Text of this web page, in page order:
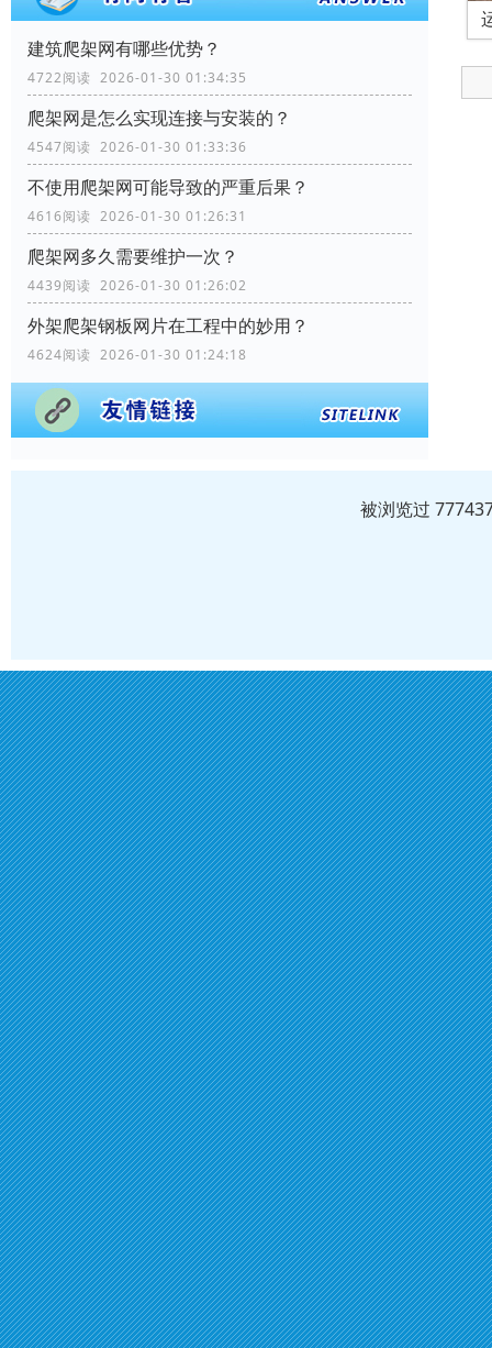
建筑爬架网有哪些优势？
4722阅读 2026-01-30 01:34:35
爬架网是怎么实现连接与安装的？
4547阅读 2026-01-30 01:33:36
不使用爬架网可能导致的严重后果？
4616阅读 2026-01-30 01:26:31
爬架网多久需要维护一次？
4439阅读 2026-01-30 01:26:02
外架爬架钢板网片在工程中的妙用？
4624阅读 2026-01-30 01:24:18
被浏览过